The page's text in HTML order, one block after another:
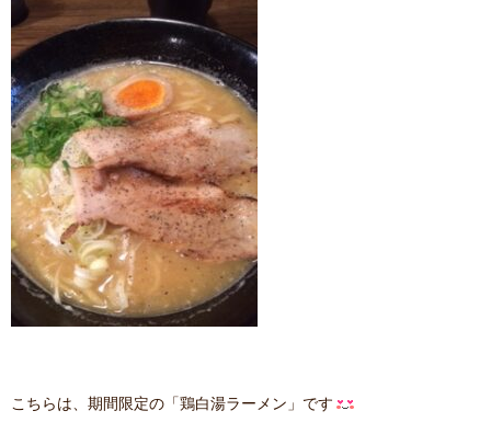
こちらは、期間限定の「鶏白湯ラーメン」です